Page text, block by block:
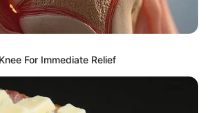
Bible Prohibited Acts We All
For Immediate Relief